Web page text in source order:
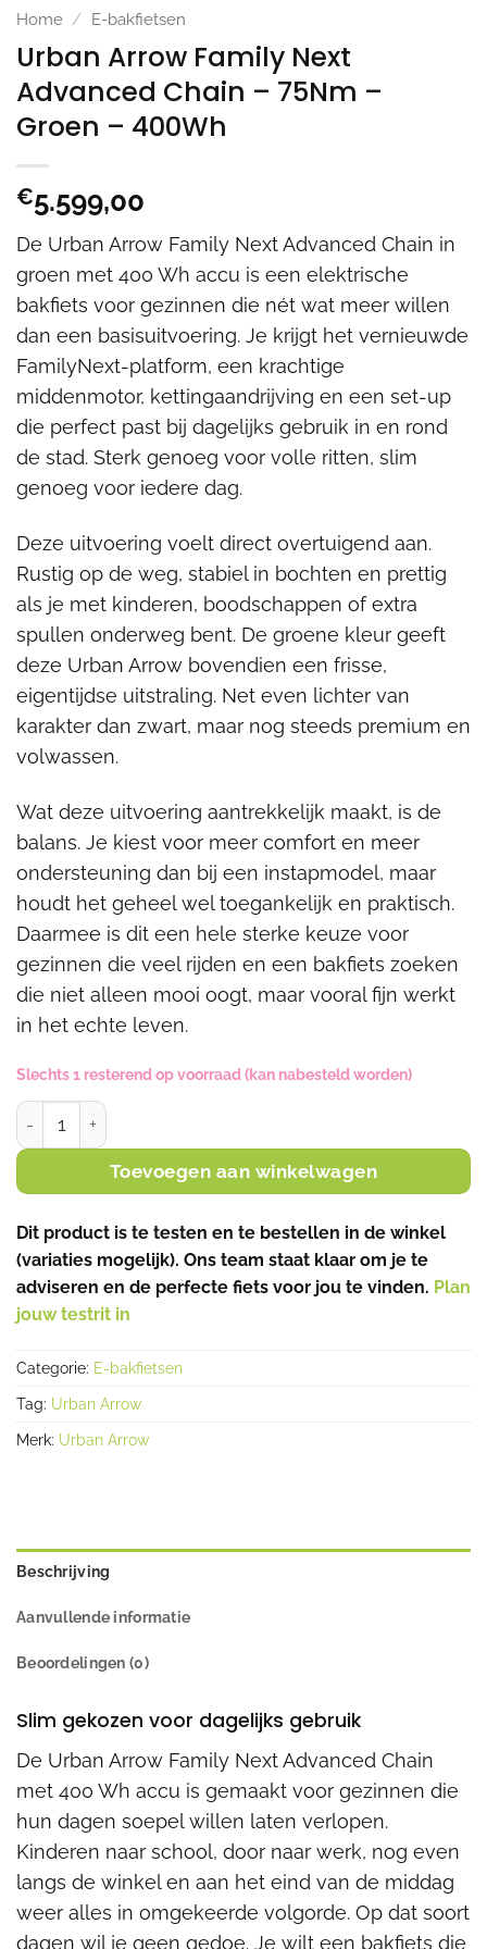
Home / E-bakfietsen
Urban Arrow Family Next
Advanced Chain – 75Nm –
Groen – 400Wh
€5.599,00
De Urban Arrow Family Next Advanced Chain in
groen met 400 Wh accu is een elektrische
bakfiets voor gezinnen die nét wat meer willen
dan een basisuitvoering. Je krijgt het vernieuwde
FamilyNext-platform, een krachtige
middenmotor, kettingaandrijving en een set-up
die perfect past bij dagelijks gebruik in en rond
de stad. Sterk genoeg voor volle ritten, slim
genoeg voor iedere dag.
Deze uitvoering voelt direct overtuigend aan.
Rustig op de weg, stabiel in bochten en prettig
als je met kinderen, boodschappen of extra
spullen onderweg bent. De groene kleur geeft
deze Urban Arrow bovendien een frisse,
eigentijdse uitstraling. Net even lichter van
karakter dan zwart, maar nog steeds premium en
volwassen.
Wat deze uitvoering aantrekkelijk maakt, is de
balans. Je kiest voor meer comfort en meer
ondersteuning dan bij een instapmodel, maar
houdt het geheel wel toegankelijk en praktisch.
Daarmee is dit een hele sterke keuze voor
gezinnen die veel rijden en een bakfiets zoeken
die niet alleen mooi oogt, maar vooral fijn werkt
in het echte leven.
Slechts 1 resterend op voorraad (kan nabesteld worden)
Urban Arrow Family Next Advanced Chain - 75Nm -
Toevoegen aan winkelwagen
Dit product is te testen en te bestellen in de winkel
(variaties mogelijk). Ons team staat klaar om je te
adviseren en de perfecte fiets voor jou te vinden. Plan
jouw testrit in
Categorie: E-bakfietsen
Tag: Urban Arrow
Merk: Urban Arrow
Beschrijving
Aanvullende informatie
Beoordelingen (0)
Slim gekozen voor dagelijks gebruik
De Urban Arrow Family Next Advanced Chain
met 400 Wh accu is gemaakt voor gezinnen die
hun dagen soepel willen laten verlopen.
Kinderen naar school, door naar werk, nog even
langs de winkel en aan het eind van de middag
weer alles in omgekeerde volgorde. Op dat soort
dagen wil je geen gedoe. Je wilt een bakfiets die